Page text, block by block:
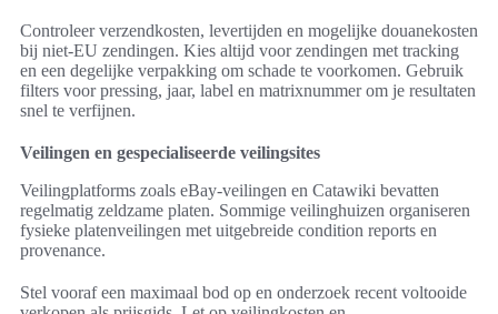
Controleer verzendkosten, levertijden en mogelijke douanekosten
bij niet-EU zendingen. Kies altijd voor zendingen met tracking
en een degelijke verpakking om schade te voorkomen. Gebruik
filters voor pressing, jaar, label en matrixnummer om je resultaten
snel te verfijnen.
Veilingen en gespecialiseerde veilingsites
Veilingplatforms zoals eBay-veilingen en Catawiki bevatten
regelmatig zeldzame platen. Sommige veilinghuizen organiseren
fysieke platenveilingen met uitgebreide condition reports en
provenance.
Stel vooraf een maximaal bod op en onderzoek recent voltooide